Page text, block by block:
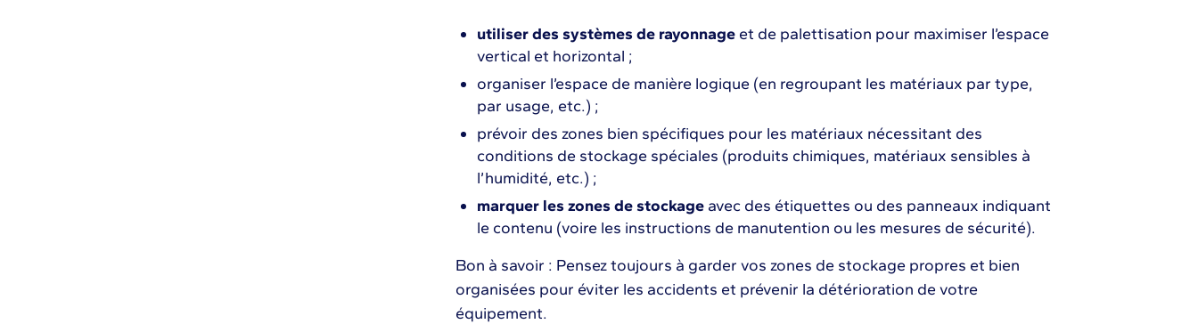
utiliser des systèmes de rayonnageet de palettisation pour maximiser l’espace
vertical et horizontal ;
organiser l’espace de manière logique (en regroupant les matériaux par type,
par usage, etc.) ;
prévoir des zones bien spécifiques pour les matériaux nécessitant des
conditions de stockage spéciales (produits chimiques, matériaux sensibles à
l’humidité, etc.) ;
marquer les zones de stockageavec des étiquettes ou des panneaux indiquant
le contenu (voire les instructions de manutention ou les mesures de sécurité).
Bon à savoir : Pensez toujours à garder vos zones de stockage propres et bien
organisées pour éviter les accidents et prévenir la détérioration de votre
équipement.